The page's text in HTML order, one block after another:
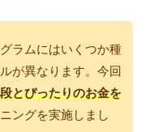
ラムにはいくつか種
が異なります。今回
とぴったりのお金を
ングを実施しまし